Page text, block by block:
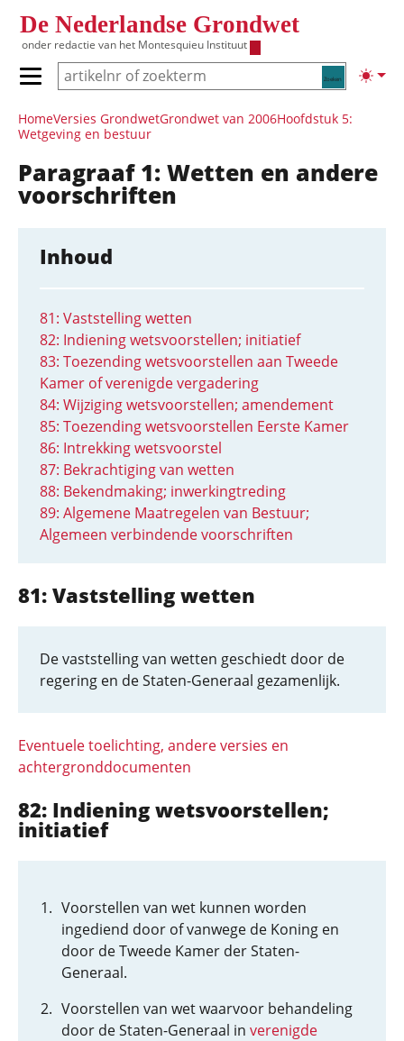
De Nederlandse Grondwet
onder redactie van het Montesquieu Instituut
Zoeken
Primair menu tonen/verbergen
Hoofdnavigatie
HomeVersies GrondwetGrondwet van 2006Hoofdstuk 5:
Wetgeving en bestuur
Paragraaf 1: Wetten en andere
voorschriften
Inhoud
81: Vaststelling wetten
82: Indiening wetsvoorstellen; initiatief
83: Toezending wetsvoorstellen aan Tweede
Kamer of verenigde vergadering
84: Wijziging wetsvoorstellen; amendement
85: Toezending wetsvoorstellen Eerste Kamer
86: Intrekking wetsvoorstel
87: Bekrachtiging van wetten
88: Bekendmaking; inwerkingtreding
89: Algemene Maatregelen van Bestuur;
Algemeen verbindende voorschriften
81: Vaststelling wetten
De vaststelling van wetten geschiedt door de
regering en de Staten-Generaal gezamenlijk.
Eventuele toelichting, andere versies en
achtergronddocumenten
82: Indiening wetsvoorstellen;
initiatief
Voorstellen van wet kunnen worden
ingediend door of vanwege de Koning en
door de Tweede Kamer der Staten-
Generaal.
Voorstellen van wet waarvoor behandeling
door de Staten-Generaal in verenigde